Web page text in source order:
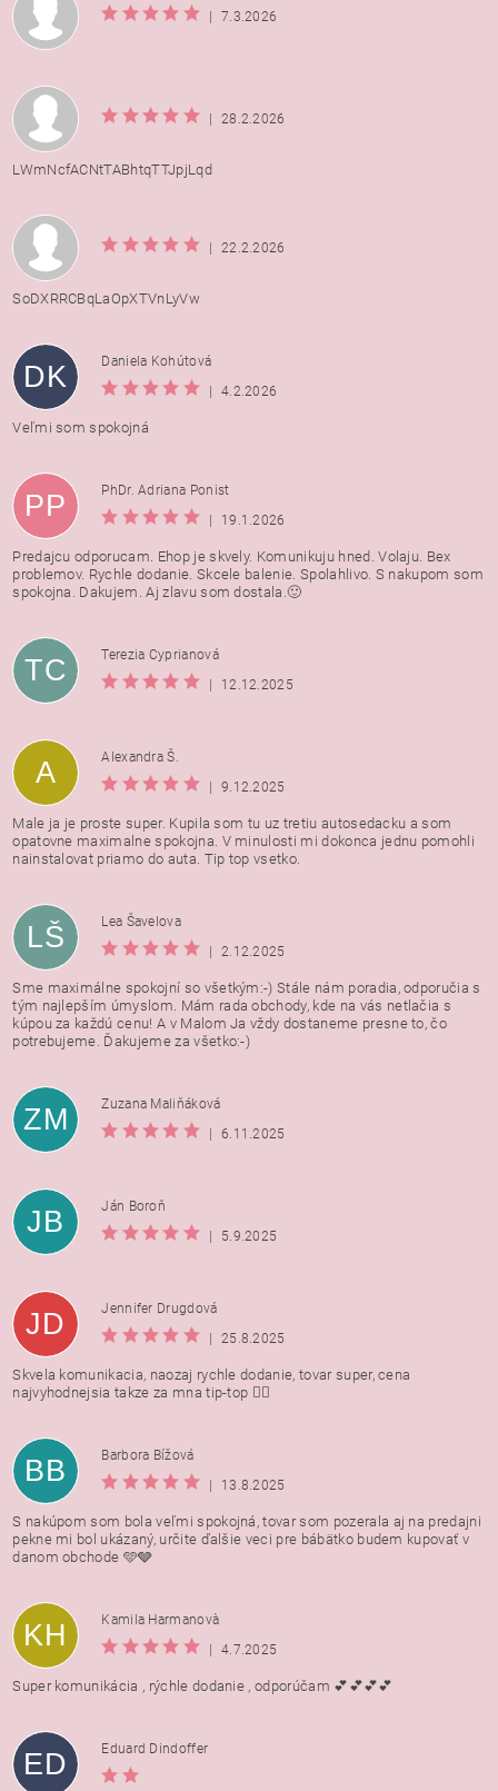
| 7.3.2026
| 28.2.2026
LWmNcfACNtTABhtqTTJpjLqd
| 22.2.2026
SoDXRRCBqLaOpXTVnLyVw
DK
Daniela Kohútová
|
4.2.2026
Veľmi som spokojná
PP
PhDr. Adriana Ponist
|
19.1.2026
Predajcu odporucam. Ehop je skvely. Komunikuju hned. Volaju. Bex
problemov. Rychle dodanie. Skcele balenie. Spolahlivo. S nakupom som
spokojna. Dakujem. Aj zlavu som dostala.🙂
TC
Terezia Cyprianová
|
12.12.2025
A
Alexandra Š.
|
9.12.2025
Male ja je proste super. Kupila som tu uz tretiu autosedacku a som
opatovne maximalne spokojna. V minulosti mi dokonca jednu pomohli
nainstalovat priamo do auta. Tip top vsetko.
LŠ
Lea Šavelova
|
2.12.2025
Sme maximálne spokojní so všetkým:-) Stále nám poradia, odporučia s
tým najlepším úmyslom. Mám rada obchody, kde na vás netlačia s
kúpou za každú cenu! A v Malom Ja vždy dostaneme presne to, čo
potrebujeme. Ďakujeme za všetko:-)
ZM
Zuzana Maliňáková
|
6.11.2025
JB
Ján Boroň
|
5.9.2025
JD
Jennifer Drugdová
|
25.8.2025
Skvela komunikacia, naozaj rychle dodanie, tovar super, cena
najvyhodnejsia takze za mna tip-top 👍🏻
BB
Barbora Bížová
|
13.8.2025
S nakúpom som bola veľmi spokojná, tovar som pozerala aj na predajni
pekne mi bol ukázaný, určite ďalšie veci pre bábätko budem kupovať v
danom obchode 🩵🩶
KH
Kamila Harmanovà
|
4.7.2025
Super komunikácia , rýchle dodanie , odporúčam 💕💕💕💕
ED Eduard Dindoffer